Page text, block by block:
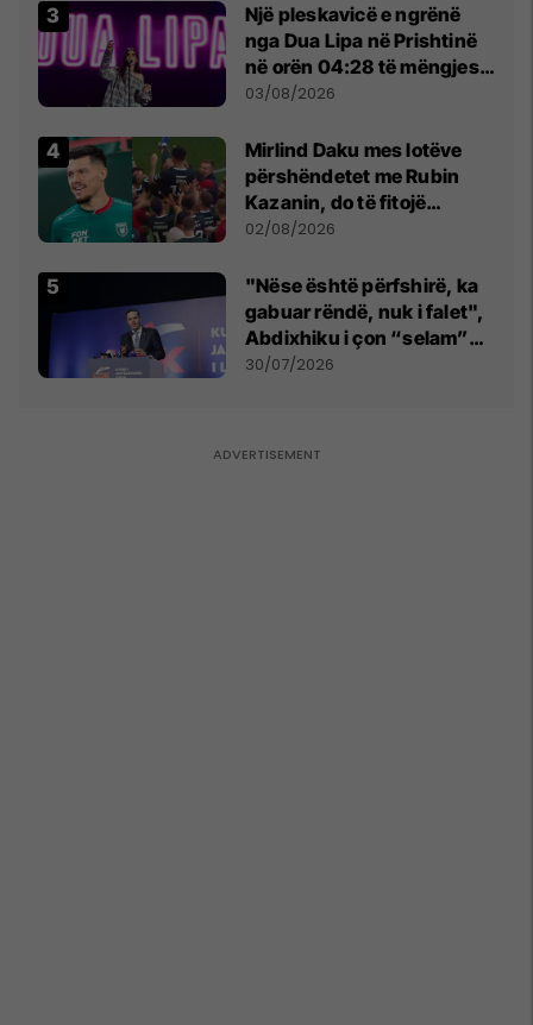
Një pleskavicë e ngrënë
nga Dua Lipa në Prishtinë
në orën 04:28 të mëngjesit
- dhe bota digjitale serbe
03/08/2026
Mirlind Daku mes lotëve
përshëndetet me Rubin
Kazanin, do të fitojë
miliona te Spartak Moska
02/08/2026
"Nëse është përfshirë, ka
gabuar rëndë, nuk i falet",
Abdixhiku i çon “selam”
Përparim Ramës
30/07/2026